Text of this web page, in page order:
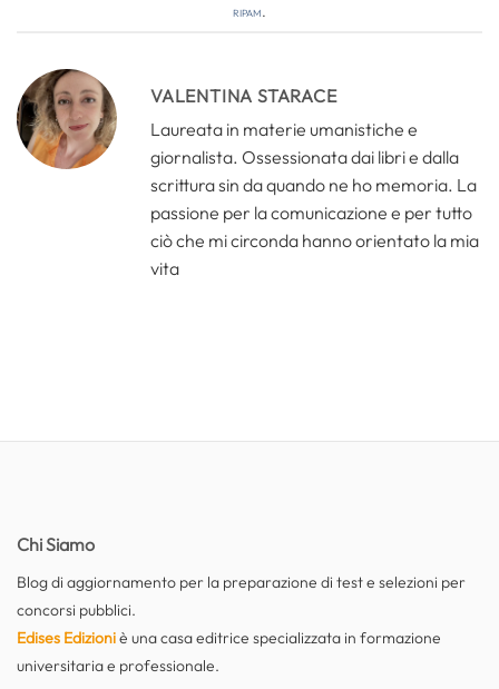
RIPAM.
VALENTINA STARACE
Laureata in materie umanistiche e
giornalista. Ossessionata dai libri e dalla
scrittura sin da quando ne ho memoria. La
passione per la comunicazione e per tutto
ciò che mi circonda hanno orientato la mia
vita
Chi Siamo
Blog di aggiornamento per la preparazione di test e selezioni per
concorsi pubblici.
Edises Edizioniè una casa editrice specializzata in formazione
universitaria e professionale.